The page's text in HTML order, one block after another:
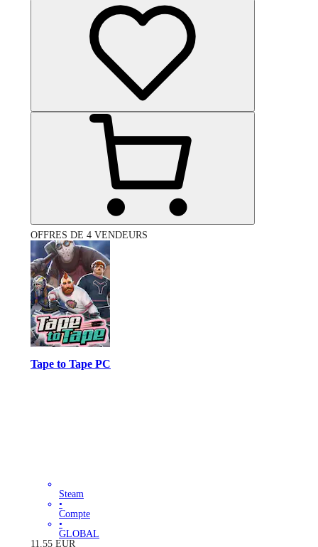
OFFRES DE 4 VENDEURS
Tape to Tape PC
Steam
•
Compte
•
GLOBAL
11.55 EUR